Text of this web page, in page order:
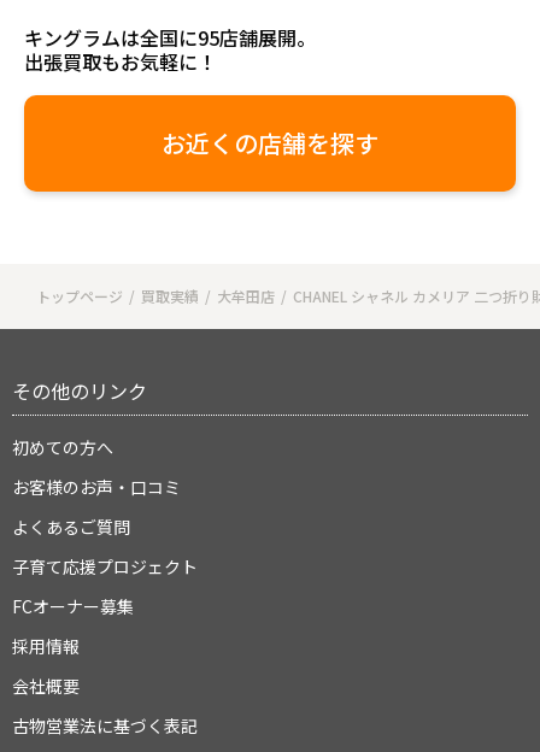
キングラムは全国に95店舗展開。
出張買取もお気軽に！
お近くの店舗を探す
トップページ 買取実績 大牟田店 CHANEL シャネル カメリア 二つ折り
その他のリンク
初めての方へ
お客様のお声・口コミ
よくあるご質問
子育て応援プロジェクト
FCオーナー募集
採用情報
会社概要
古物営業法に基づく表記